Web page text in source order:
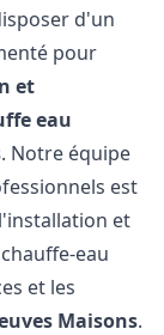
d'un
pour
et
eau
. Notre équipe
est
et
eau
et les
Maisons.